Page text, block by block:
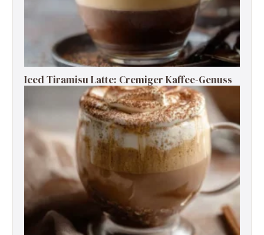
Iced Tiramisu Latte: Cremiger Kaffee-Genuss